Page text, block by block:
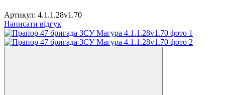
Артикул: 4.1.1.28v1.70
Написати відгук